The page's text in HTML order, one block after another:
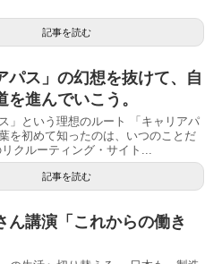
記事を読む
パス」の幻想を抜けて、自
を進んでいこう。
」という理想のルート 「キャリアパ
を初めて知ったのは、いつのことだ
クルーティング・サイト...
記事を読む
ん講演「これからの働き